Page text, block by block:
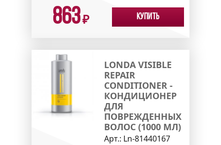
863₽ Купить
LONDA VISIBLE
REPAIR
CONDITIONER -
КОНДИЦИОНЕР
ДЛЯ
ПОВРЕЖДЕННЫХ
ВОЛОС (1000 МЛ)
Арт.: Ln-81440167